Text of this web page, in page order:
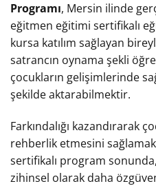
Programı, Mersin ilinde
eğitmen eğitimi sertifikalı
kursa katılım sağlayan
satrancın oynama şekli
çocukların gelişimlerinde
şekilde aktarabilmektir.
Farkındalığı kazandırarak
rehberlik etmesini
sertifikalı program
zihinsel olarak daha